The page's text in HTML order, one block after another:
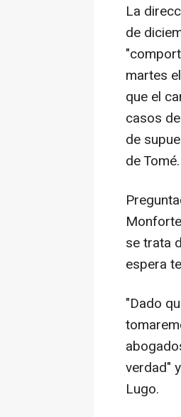
La
de
martes
que el
casos
de
de Tomé.
se trata
espera
"Dado
verdad"
Lugo.